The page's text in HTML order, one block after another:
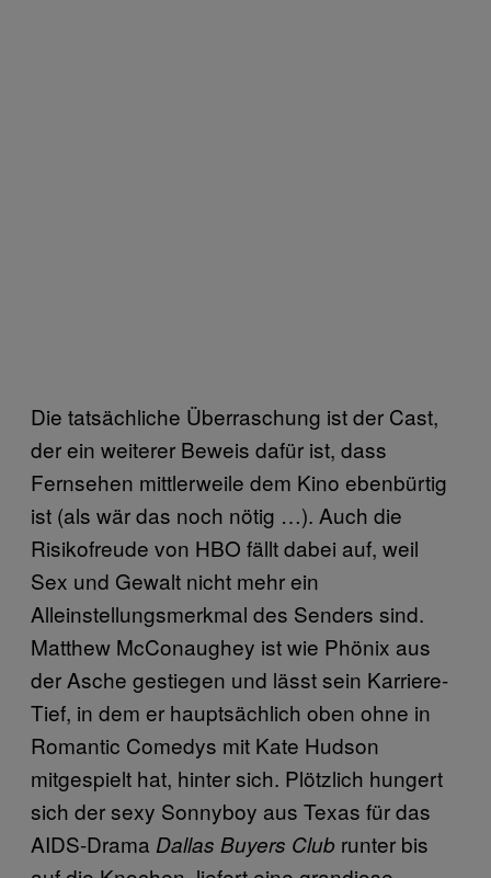
Die tatsächliche Überraschung ist der Cast,
der ein weiterer Beweis dafür ist, dass
Fernsehen mittlerweile dem Kino ebenbürtig
ist (als wär das noch nötig …). Auch die
Risikofreude von HBO fällt dabei auf, weil
Sex und Gewalt nicht mehr ein
Alleinstellungsmerkmal des Senders sind.
Matthew McConaughey ist wie Phönix aus
der Asche gestiegen und lässt sein Karriere-
Tief, in dem er hauptsächlich oben ohne in
Romantic Comedys mit Kate Hudson
mitgespielt hat, hinter sich. Plötzlich hungert
sich der sexy Sonnyboy aus Texas für das
AIDS-Drama Dallas Buyers Club runter bis